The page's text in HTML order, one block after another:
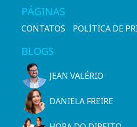
PÁGINAS
CONTATOS POLÍTICA DE
BLOGS
JEAN VALÉRIO
DANIELA FREIRE